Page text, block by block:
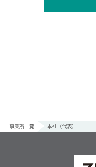
事業所一覧 本社（代表）